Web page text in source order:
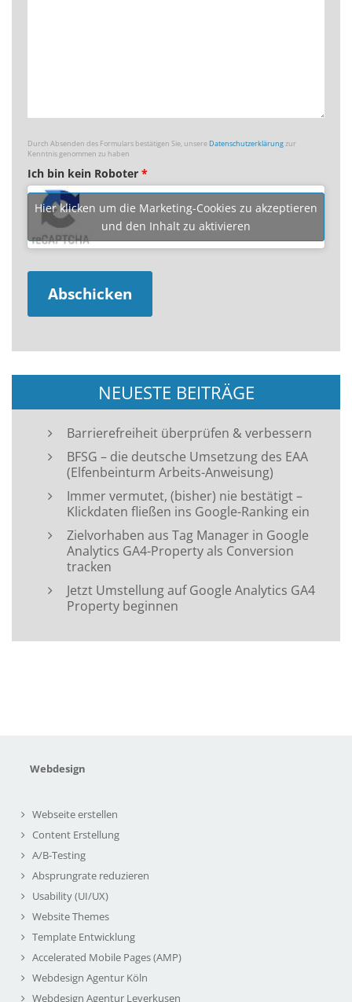
Durch Absenden des Formulars bestätigen Sie, unsereDatenschutzerklärungzur
Kenntnis genommen zu haben
Ich bin kein Roboter *
Hier klicken um die Marketing-Cookies zu akzeptieren
und den Inhalt zu aktivieren
NEUESTE BEITRÄGE
Barrierefreiheit überprüfen & verbessern
BFSG – die deutsche Umsetzung des EAA
(Elfenbeinturm Arbeits-Anweisung)
Immer vermutet, (bisher) nie bestätigt –
Klickdaten fließen ins Google-Ranking ein
Zielvorhaben aus Tag Manager in Google
Analytics GA4-Property als Conversion
tracken
Jetzt Umstellung auf Google Analytics GA4
Property beginnen
Webdesign
Webseite erstellen
Content Erstellung
A/B-Testing
Absprungrate reduzieren
Usability (UI/UX)
Website Themes
Template Entwicklung
Accelerated Mobile Pages (AMP)
Webdesign Agentur Köln
Webdesign Agentur Leverkusen